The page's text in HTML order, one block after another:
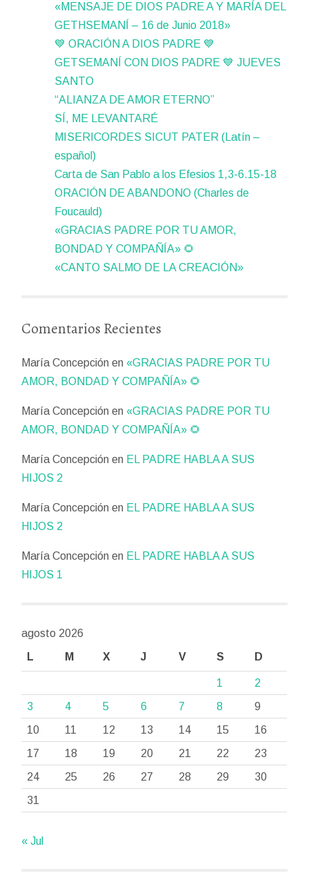
«MENSAJE DE DIOS PADRE A Y MARÍA DEL
GETHSEMANÍ – 16 de Junio 2018»
💙 ORACIÓN A DIOS PADRE 💙
GETSEMANÍ CON DIOS PADRE 💙 JUEVES
SANTO
“ALIANZA DE AMOR ETERNO”
SÍ, ME LEVANTARÉ
MISERICORDES SICUT PATER (Latín –
español)
Carta de San Pablo a los Efesios 1,3-6.15-18
ORACIÓN DE ABANDONO (Charles de
Foucauld)
«GRACIAS PADRE POR TU AMOR,
BONDAD Y COMPAÑÍA» 🌻
«CANTO SALMO DE LA CREACIÓN»
Comentarios Recientes
María Concepción en «GRACIAS PADRE POR TU
AMOR, BONDAD Y COMPAÑÍA» 🌻
María Concepción en «GRACIAS PADRE POR TU
AMOR, BONDAD Y COMPAÑÍA» 🌻
María Concepción en EL PADRE HABLA A SUS
HIJOS 2
María Concepción en EL PADRE HABLA A SUS
HIJOS 2
María Concepción en EL PADRE HABLA A SUS
HIJOS 1
agosto 2026
L
M X J V S D
1
2
3
4 5 6 7 8
9
10
11 12 13 14 15
16
17
18 19 20 21 22
23
24
25 26 27 28 29
30
31
« Jul